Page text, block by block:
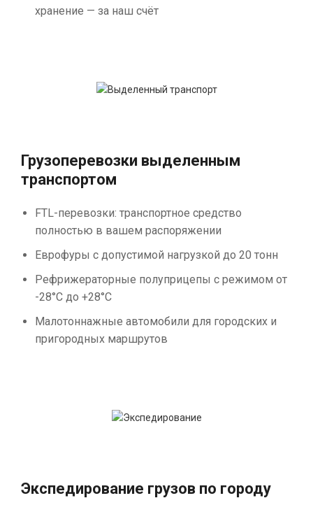
хранение — за наш счёт
Грузоперевозки выделенным
транспортом
FTL-перевозки: транспортное средство
полностью в вашем распоряжении
Еврофуры с допустимой нагрузкой до 20 тонн
Рефрижераторные полуприцепы с режимом от
-28°С до +28°С
Малотоннажные автомобили для городских и
пригородных маршрутов
Экспедирование грузов по городу